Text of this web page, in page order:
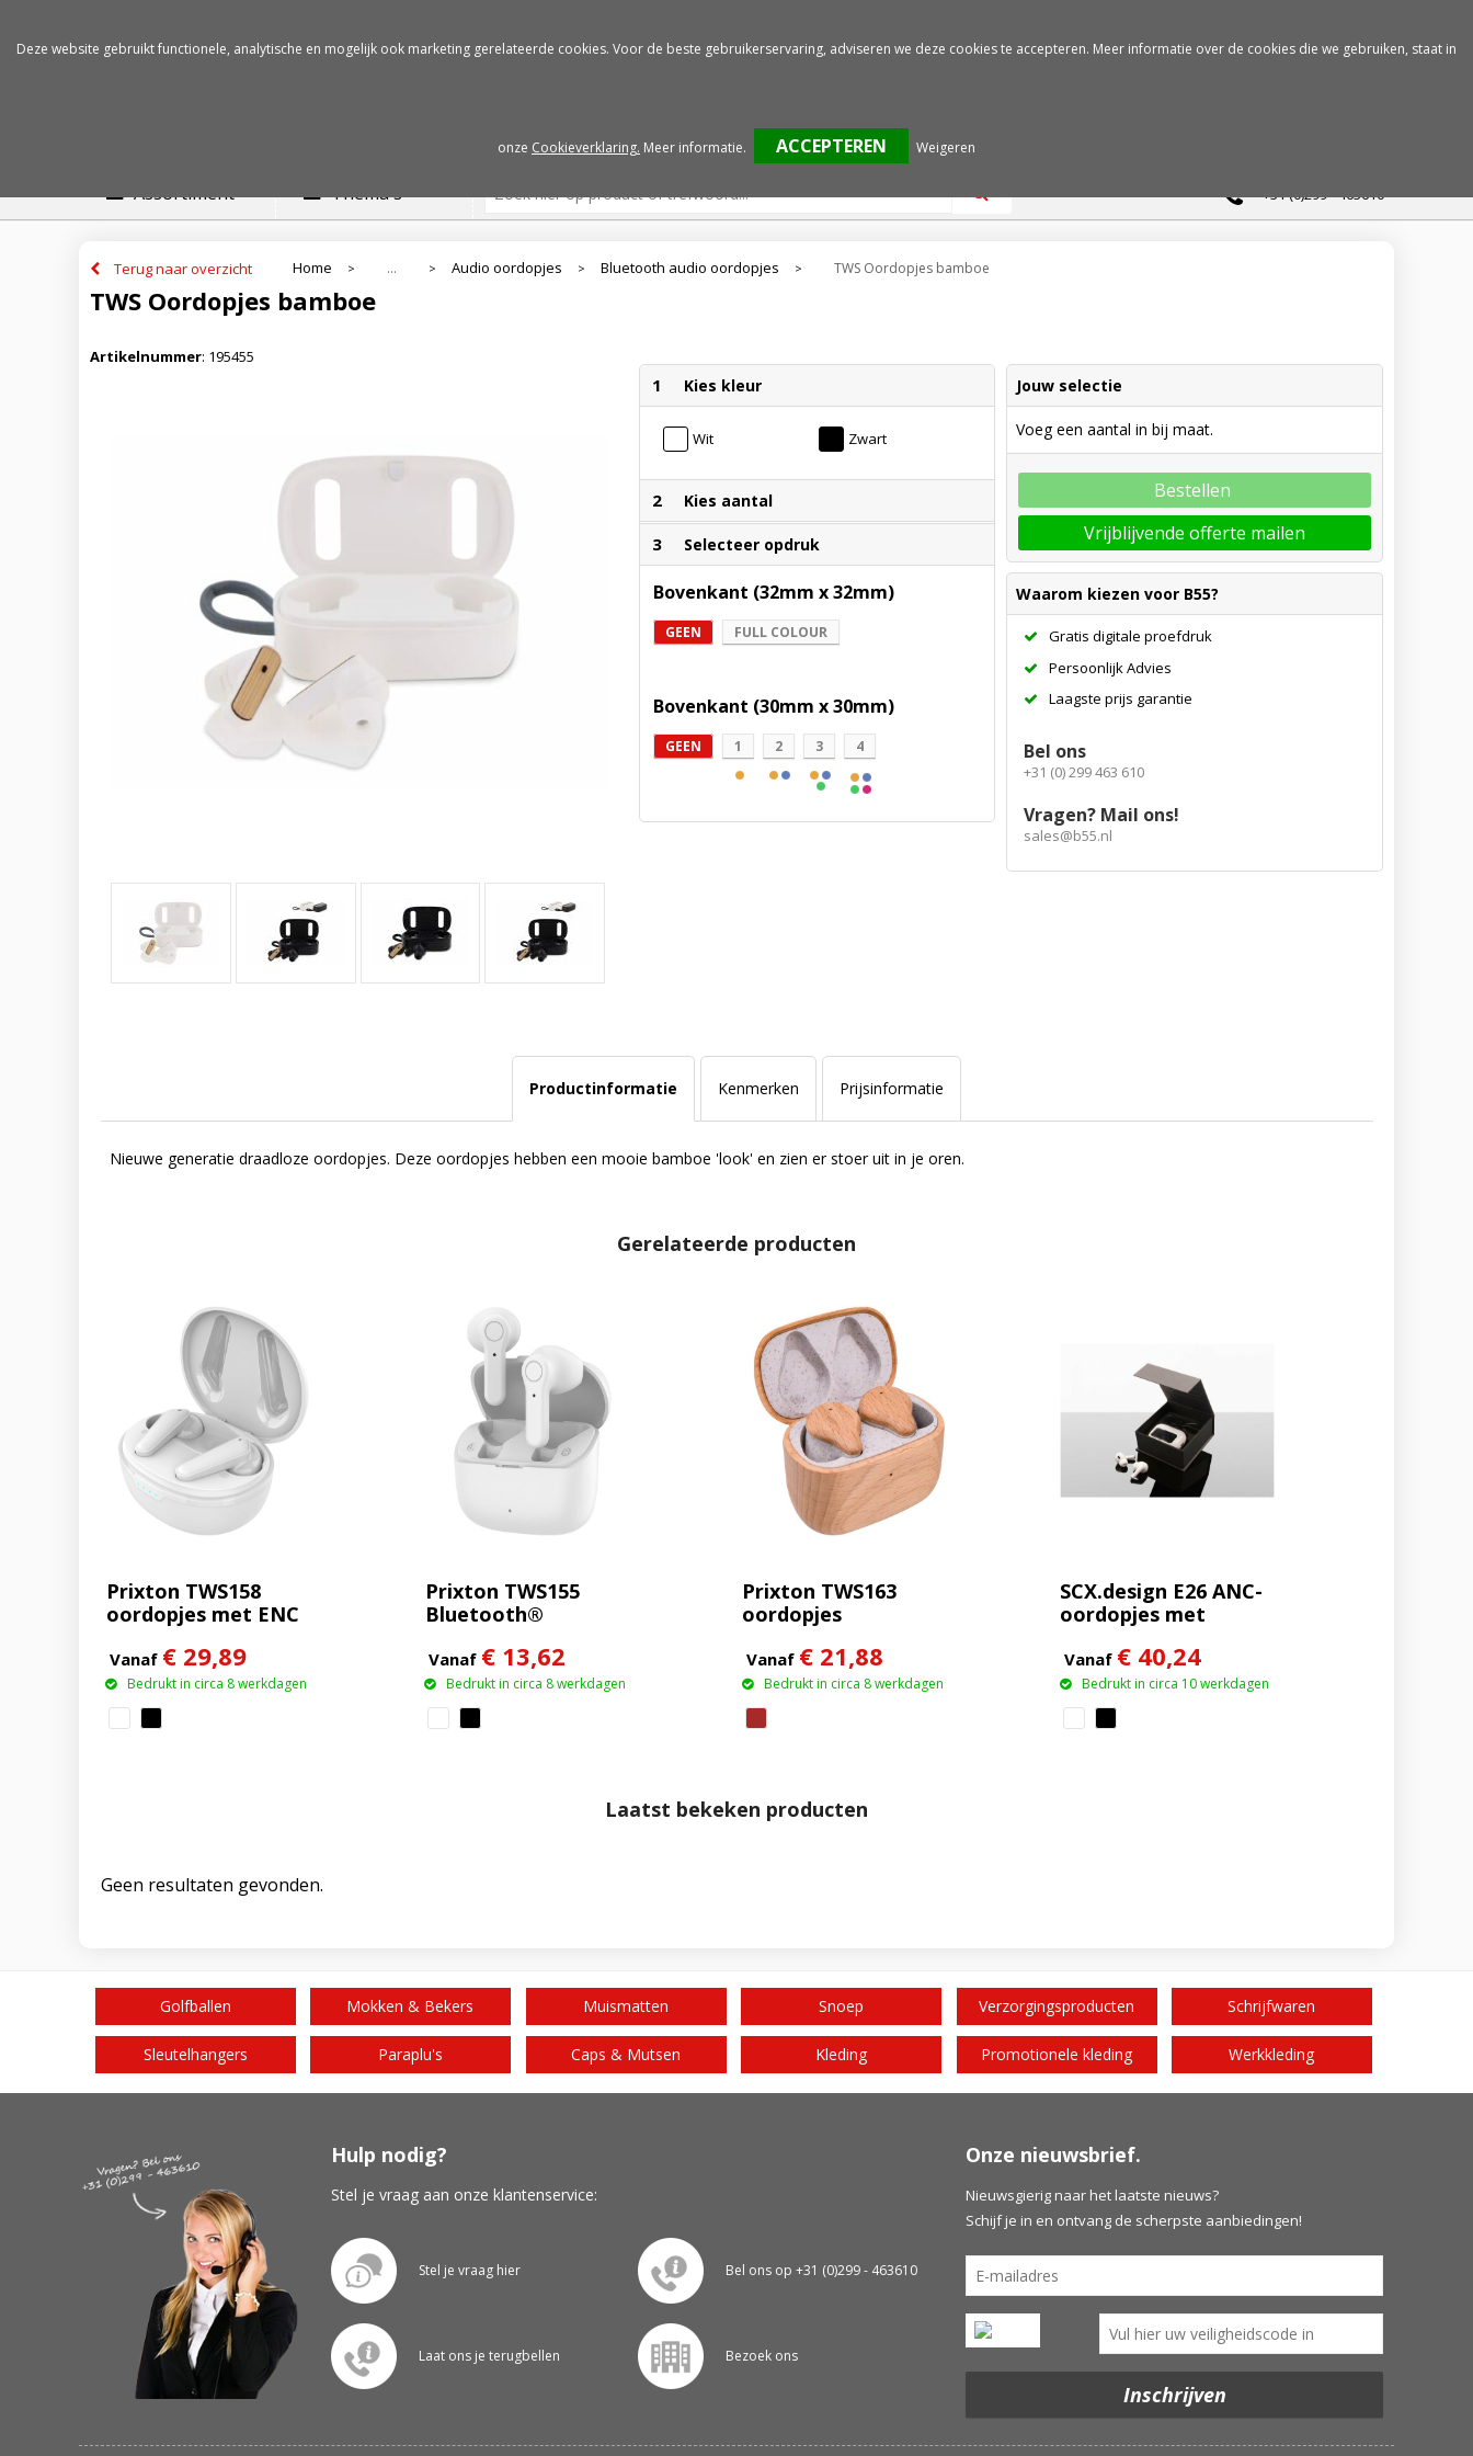
Assortiment Thema's +31 (0)299 - 463610
Terug naar overzicht Home > ... > Audio oordopjes > Bluetooth audio oordopjes > TWS Oordopjes bamboe
TWS Oordopjes bamboe
Artikelnummer: 195455
1 Kies kleur
Wit Zwart
2 Kies aantal
3 Selecteer opdruk
Bovenkant (32mm x 32mm)
GEEN FULL COLOUR
Bovenkant (30mm x 30mm)
GEEN 1 2 3 4
Jouw selectie
Voeg een aantal in bij maat.
Bestellen
Vrijblijvende offerte mailen
Waarom kiezen voor B55?
Gratis digitale proefdruk
Persoonlijk Advies
Laagste prijs garantie
Bel ons
+31 (0) 299 463 610
Vragen? Mail ons!
sales@b55.nl
Productinformatie Kenmerken Prijsinformatie
Nieuwe generatie draadloze oordopjes. Deze oordopjes hebben een mooie bamboe 'look' en zien er stoer uit in je oren.
Gerelateerde producten
Prixton TWS158
oordopjes met ENC
Vanaf € 29,89
Bedrukt in circa 8 werkdagen
Prixton TWS155
Bluetooth®
Vanaf € 13,62
Bedrukt in circa 8 werkdagen
Prixton TWS163
oordopjes
Vanaf € 21,88
Bedrukt in circa 8 werkdagen
SCX.design E26 ANC-
oordopjes met
interactief
touchscreen
Vanaf € 40,24
Bedrukt in circa 10 werkdagen
Laatst bekeken producten
Geen resultaten gevonden.
Golfballen Mokken & Bekers Muismatten Snoep Verzorgingsproducten Schrijfwaren
Sleutelhangers Paraplu's Caps & Mutsen Kleding Promotionele kleding Werkkleding
Hulp nodig?
Stel je vraag aan onze klantenservice:
Stel je vraag hier Bel ons op +31 (0)299 - 463610
Laat ons je terugbellen Bezoek ons
Onze nieuwsbrief.
Nieuwsgierig naar het laatste nieuws?
Schijf je in en ontvang de scherpste aanbiedingen!
Deze website gebruikt functionele, analytische en mogelijk ook marketing gerelateerde cookies. Voor de beste gebruikerservaring, adviseren we deze cookies te accepteren. Meer informatie over de cookies die we gebruiken, staat in
onze Cookieverklaring. Meer informatie. Weigeren